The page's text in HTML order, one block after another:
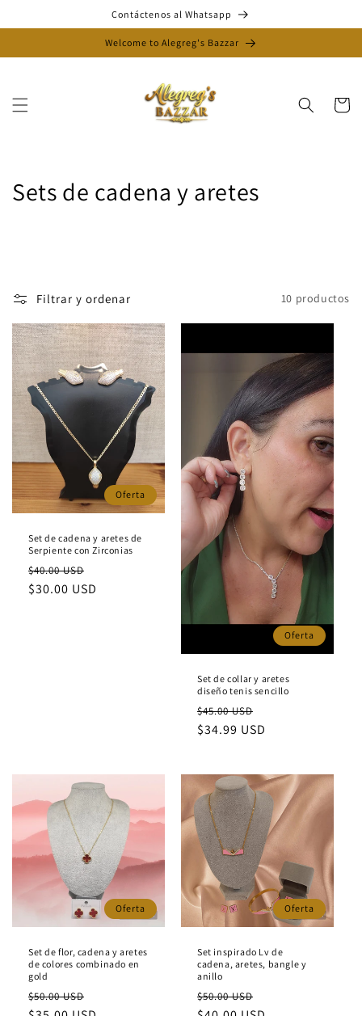
directamente
Contáctenos al Whatsapp
Welcome to Alegreg's Bazzar
Carrito
C
c
c
i
ó
n
:
Sets de cadena y aretes
Filtrar y ordenar 10 productos
Oferta
Set de cadena y aretes de
Serpiente con Zirconias
Precio
habitual
$40.00 USD
de
$30.00 USD
Oferta
Set de collar y aretes
diseño tenis sencillo
Precio
habitual
$45.00 USD
de
$34.99 USD
Oferta
Set de flor, cadena y aretes
de colores combinado en
gold
Precio
$50.00 USD
Oferta
Set inspirado Lv de
cadena, aretes, bangle y
anillo
Precio
$50.00 USD